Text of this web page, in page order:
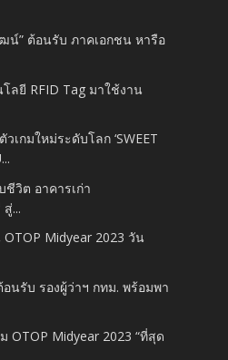
น์” ต้อนรับ ภาคเอกชน หารือ
ลยี RFID Tag มาใช้งาน
วเกมใหม่ระดับโลก ‘SWEET
วิต อาคารเก่า
...
Midyear 2023 วัน
นรับ รองผู้ว่าฯ กทม. พร้อมพา
OTOP Midyear 2023 “ที่สุด